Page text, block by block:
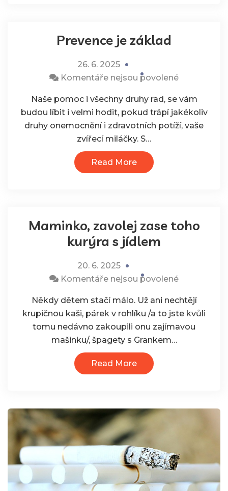
Prevence je základ
26. 6. 2025
Komentáře nejsou povolenéu
s
názvem
Prevence
Naše pomoc i všechny druhy rad, se vám
budou líbit i velmi hodit, pokud trápí jakékoliv
druhy onemocnění i zdravotních potíží, vaše
zvířecí miláčky. S…
Read More
Maminko, zavolej zase toho
kurýra s jídlem
20. 6. 2025
Komentáře nejsou povolenéu
s
názvem
Maminko,
jídlem
Někdy dětem stačí málo. Už ani nechtějí
krupičnou kaši, párek v rohlíku /a to jste kvůli
tomu nedávno zakoupili onu zajímavou
mašinku/, špagety s Grankem…
Read More